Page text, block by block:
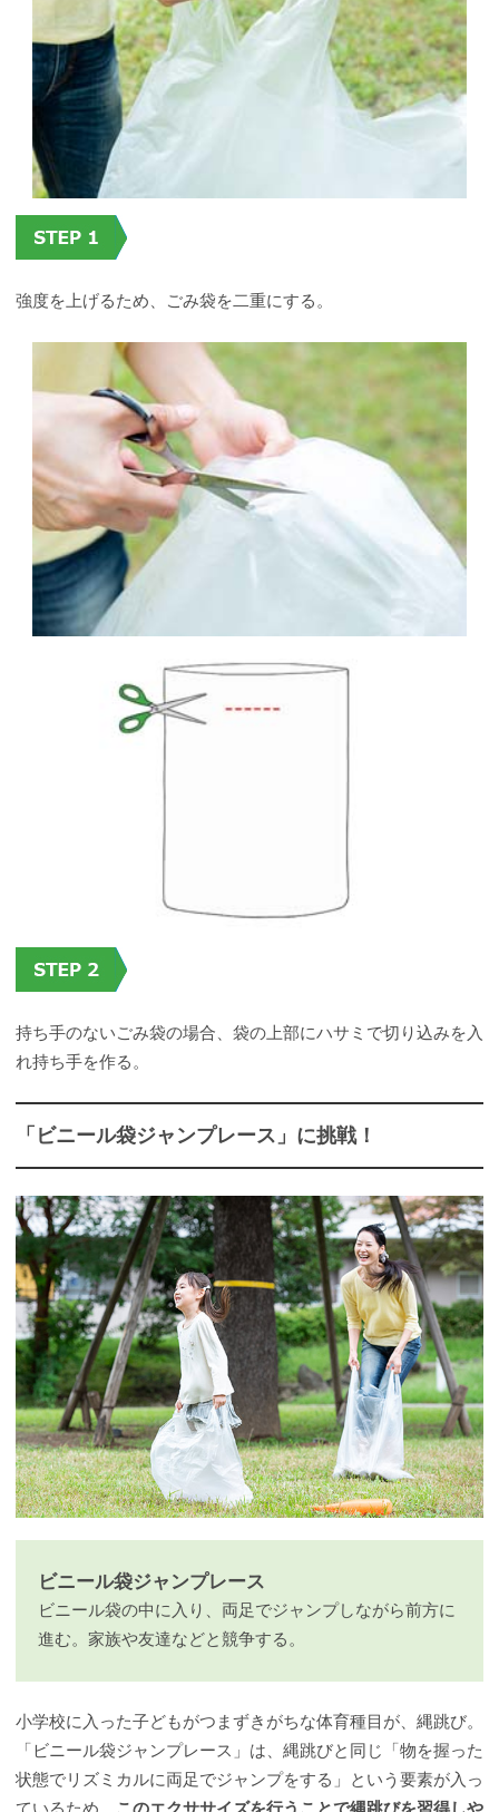
強度を上げるため、ごみ袋を二重にする。
持ち手のないごみ袋の場合、袋の上部にハサミで切り込みを入
れ持ち手を作る。
「ビニール袋ジャンプレース」に挑戦！
ビニール袋ジャンプレース
ビニール袋の中に入り、両足でジャンプしながら前方に
進む。家族や友達などと競争する。
小学校に入った子どもがつまずきがちな体育種目が、縄跳び。
「ビニール袋ジャンプレース」は、縄跳びと同じ「物を握った
状態でリズミカルに両足でジャンプをする」という要素が入っ